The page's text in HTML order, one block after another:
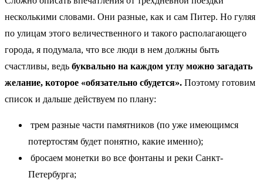
несколькими словами. Они разные, как и сам Питер. Но гуляя
по улицам этого величественного и такого располагающего
города, я подумала, что все люди в нем должны быть
счастливы, ведь буквально на каждом углу можно загадать
желание, которое «обязательно сбудется». Поэтому готовим
список и дальше действуем по плану:
трем разные части памятников (по уже имеющимся
потертостям будет понятно, какие именно);
бросаем монетки во все фонтаны и реки Санкт-
Петербурга;